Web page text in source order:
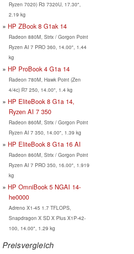
Ryzen 7020) R3 7320U, 17.30",
2.19 kg
HP ZBook 8 G1ak 14
Radeon 880M, Strix / Gorgon Point
Ryzen AI 7 PRO 360, 14.00", 1.44
kg
HP ProBook 4 G1a 14
Radeon 780M, Hawk Point (Zen
4/4c) R7 250, 14.00", 1.4 kg
HP EliteBook 8 G1a 14,
Ryzen AI 7 350
Radeon 860M, Strix / Gorgon Point
Ryzen AI 7 350, 14.00", 1.39 kg
HP EliteBook 8 G1a 16 AI
Radeon 860M, Strix / Gorgon Point
Ryzen AI 7 PRO 350, 16.00", 1.919
kg
HP OmniBook 5 NGAI 14-
he0000
Adreno X1-45 1.7 TFLOPS,
Snapdragon X SD X Plus X1P-42-
100, 14.00", 1.29 kg
Preisvergleich